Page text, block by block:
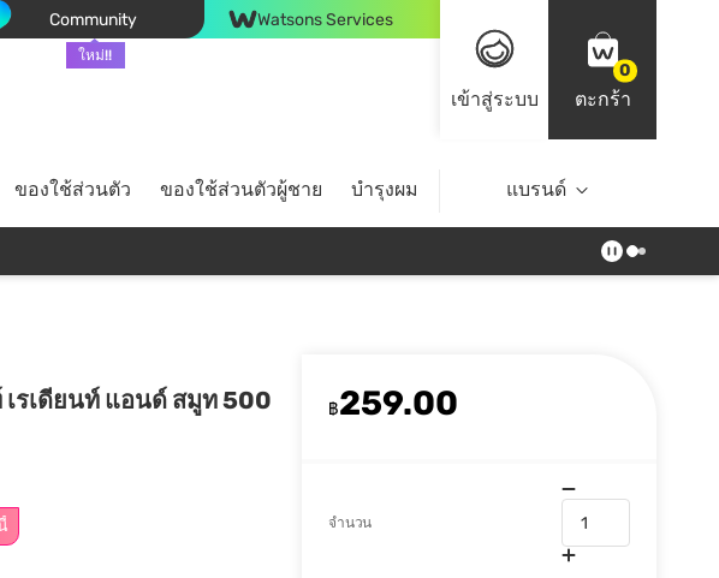
Community
ใหม่!!
Watsons Services
เข้าสู่ระบบ
0
ตะกร้า
ของใช้ส่วนตัว ของใช้ส่วนตัวผู้ชาย บำรุงผม ไลฟ์สไตล์ Top Brands
แบรนด์
เรเดียนท์ แอนด์ สมูท 500
฿259.00
จำนวน